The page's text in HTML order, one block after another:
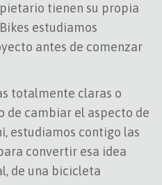
tienen su propia
estudiamos
antes de comenzar
totalmente claras o
de cambiar el aspecto de
estudiamos contigo las
convertir esa idea
de una bicicleta